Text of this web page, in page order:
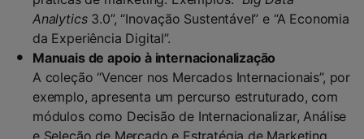
Analytics3.0”, “Inovação Sustentável” e “A Economia
da Experiência Digital”.
Manuais de apoio à internacionalização
A coleção “Vencer nos Mercados Internacionais”, por
exemplo, apresenta um percurso estruturado, com
módulos como Decisão de Internacionalizar, Análise
e Seleção de Mercado e Estratégia de Marketing